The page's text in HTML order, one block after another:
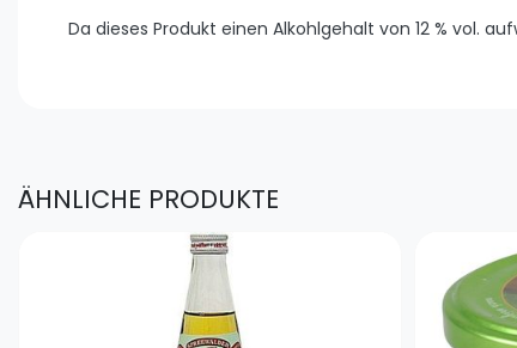
Da dieses Produkt einen Alkohlgehalt von 12 % vol.
ÄHNLICHE PRODUKTE